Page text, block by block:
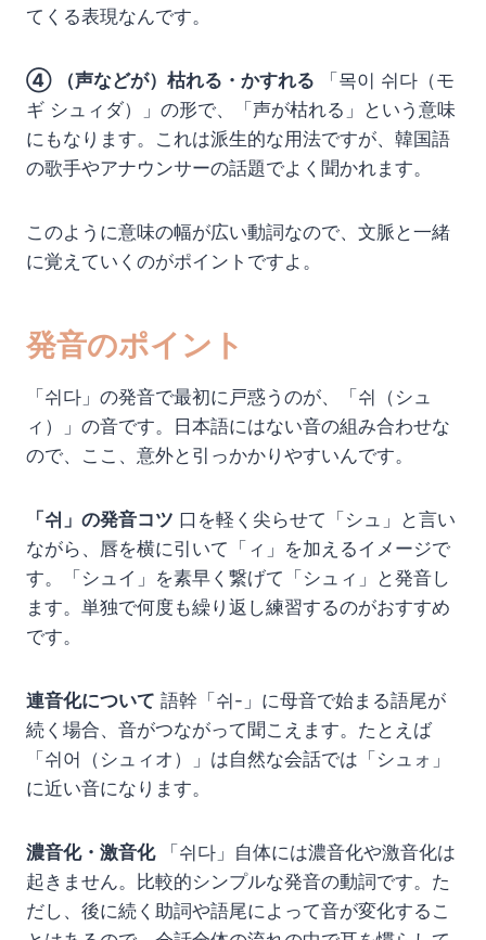
てくる表現なんです。
④ （声などが）枯れる・かすれる 「목이 쉬다（モ
ギ シュィダ）」の形で、「声が枯れる」という意味
にもなります。これは派生的な用法ですが、韓国語
の歌手やアナウンサーの話題でよく聞かれます。
このように意味の幅が広い動詞なので、文脈と一緒
に覚えていくのがポイントですよ。
発音のポイント
「쉬다」の発音で最初に戸惑うのが、「쉬（シュ
ィ）」の音です。日本語にはない音の組み合わせな
ので、ここ、意外と引っかかりやすいんです。
「쉬」の発音コツ 口を軽く尖らせて「シュ」と言い
ながら、唇を横に引いて「ィ」を加えるイメージで
す。「シュイ」を素早く繋げて「シュィ」と発音し
ます。単独で何度も繰り返し練習するのがおすすめ
です。
連音化について 語幹「쉬-」に母音で始まる語尾が
続く場合、音がつながって聞こえます。たとえば
「쉬어（シュィオ）」は自然な会話では「シュォ」
に近い音になります。
濃音化・激音化「쉬다」自体には濃音化や激音化は
起きません。比較的シンプルな発音の動詞です。た
だし、後に続く助詞や語尾によって音が変化するこ